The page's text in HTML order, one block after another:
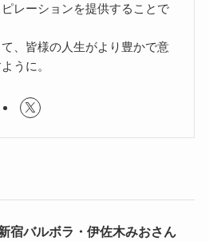
レーションを提供することで
、皆様の人生がより豊かで意
うに。
宿バルボラ・伊佐木みおさん